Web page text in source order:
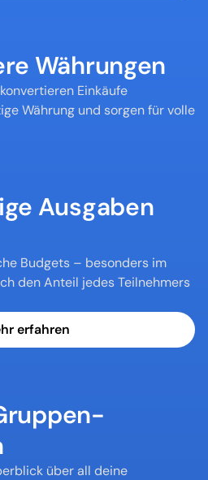
Währungen
Einkäufe
Währung und sorgen für volle
Ausgaben
Budgets – besonders im
den Anteil jedes Teilnehmers
erfahren
über all deine